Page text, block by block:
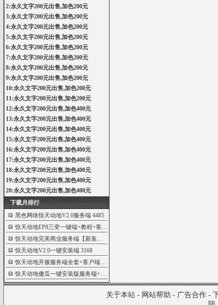
2:永久文字200元出售,加色200元
3:永久文字200元出售,加色200元
4:永久文字200元出售,加色200元
5:永久文字200元出售,加色200元
6:永久文字200元出售,加色200元
7:永久文字200元出售,加色200元
8:永久文字200元出售,加色200元
9:永久文字200元出售,加色200元
10:永久文字200元出售,加色200元
11:永久文字200元出售,加色200元
12:永久文字200元出售,加色400元
13:永久文字200元出售,加色400元
14:永久文字200元出售,加色400元
15:永久文字200元出售,加色400元
16:永久文字200元出售,加色400元
17:永久文字200元出售,加色400元
18:永久文字200元出售,加色400元
19:永久文字200元出售,加色400元
20:永久文字200元出售,加色400元
下载月排行
黑色网络惊天动地V2.0服务端4485
惊天动地EP8三变一键端+教程+客户端
惊天动地完美商业服务端【新装备、长老
惊天动地V2.0一键安装端3168
惊天动地开服服务端全套+客户端（收藏版
惊天动地傻瓜一键安装版服务端+客户端
关于本站- 网站帮助 - 广告合作-